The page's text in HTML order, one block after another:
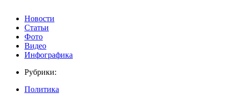
Новости
Статьи
Фото
Видео
Инфографика
Рубрики:
Политика